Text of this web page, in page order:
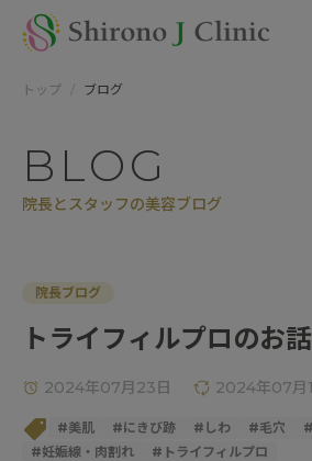
トップ ブログ
BLOG
院長とスタッフの美容ブログ
院長ブログ
トライフィルプロのお話
2024年07月23日 2024年07月
#美肌 #にきび跡 # しわ #毛穴 #
#妊娠線・肉割れ # トライフィルプロ